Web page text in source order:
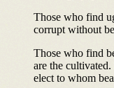
Those who find
corrupt without
Those who find
are the
elect to whom